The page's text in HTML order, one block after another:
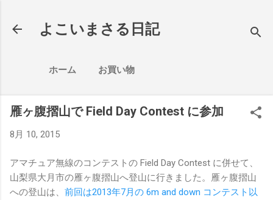
よこいまさる日記
ホーム お買い物
雁ヶ腹摺山で Field Day Contest に参加
8月 10, 2015
アマチュア無線のコンテストの Field Day Contest に併せて、
山梨県大月市の雁ヶ腹摺山へ登山に行きました。雁ヶ腹摺山
への登山は、 前回は2013年7月の 6m and down コンテスト以